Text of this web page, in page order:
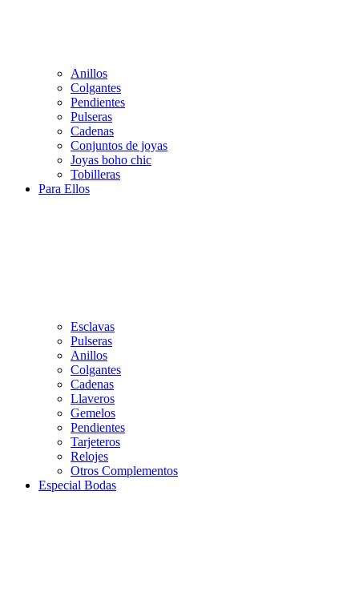
Anillos
Colgantes
Pendientes
Pulseras
Cadenas
Conjuntos de joyas
Joyas boho chic
Tobilleras
Para Ellos
Esclavas
Pulseras
Anillos
Colgantes
Cadenas
Llaveros
Gemelos
Pendientes
Tarjeteros
Relojes
Otros Complementos
Especial Bodas